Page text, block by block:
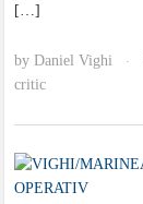
[…]
byDaniel Vighi ·
critic